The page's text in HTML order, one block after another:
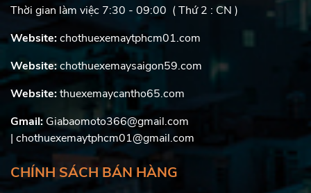
Thời gian làm việc 7:30 - 09:00 ( Thứ 2 : CN )
Website:chothuexemaytphcm01.com
Website:chothuexemaysaigon59.com
Website:thuexemaycantho65.com
Gmail: Giabaomoto366@gmail.com
| chothuexemaytphcm01@gmail.com
CHÍNH SÁCH BÁN HÀNG